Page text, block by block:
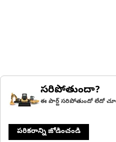
సరిపోతుందా?
ఈ పార్ట్ సరిపోతుందో లేదో
పరికరాన్ని జోడించండి